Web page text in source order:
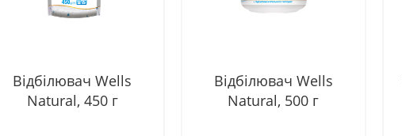
Відбілювач Wells
Natural, 450 г
Відбілювач Wells
Natural, 500 г